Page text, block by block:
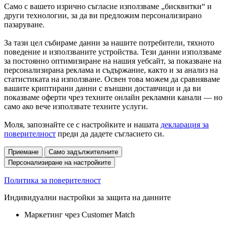
Само с вашето изрично съгласие използваме „бисквитки“ и
други технологии, за да ви предложим персонализирано
пазаруване.
За тази цел събираме данни за нашите потребители, тяхното
поведение и използваните устройства. Тези данни използваме
за постоянно оптимизиране на нашия уебсайт, за показване на
персонализирана реклама и съдържание, както и за анализ на
статистиката на използване. Освен това можем да сравняваме
вашите криптирани данни с външни доставчици и да ви
показваме оферти чрез техните онлайн рекламни канали — но
само ако вече използвате техните услуги.
Моля, запознайте се с настройките и нашата декларация за
поверителност преди да дадете съгласието си.
Приемане
Само задължителните
Персонализиране на настройките
Политика за поверителност
Индивидуални настройки за защита на данните
Маркетинг чрез Customer Match